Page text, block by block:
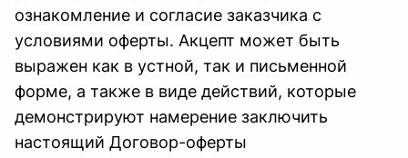
ознакомление и согласие заказчика с
условиями оферты. Акцепт может быть
выражен как в устной, так и письменной
форме, а также в виде действий, которые
демонстрируют намерение заключить
настоящий Договор-оферты